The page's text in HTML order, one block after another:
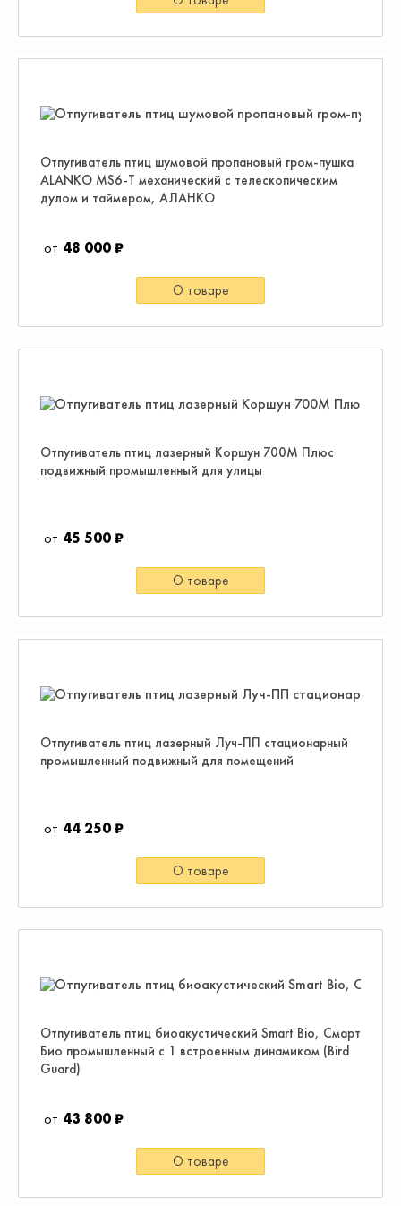
Отпугиватель птиц шумовой пропановый гром-пушка
ALANKO MS6-T механический с телескопическим
дулом и таймером, АЛАНКО
48 000 ₽
О товаре
Отпугиватель птиц лазерный Коршун 700М Плюс
подвижный промышленный для улицы
45 500 ₽
О товаре
Отпугиватель птиц лазерный Луч-ПП стационарный
промышленный подвижный для помещений
44 250 ₽
О товаре
Отпугиватель птиц биоакустический Smart Bio, Смарт
Био промышленный с 1 встроенным динамиком (Bird
Guard)
43 800 ₽
О товаре